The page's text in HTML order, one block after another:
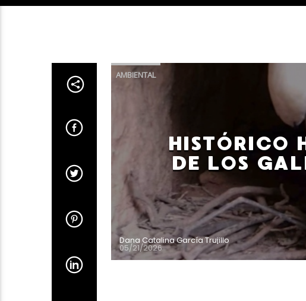
AMBIENTAL
HISTÓRICO
DE LOS
Dana Catalina García Trujillo
05/21/2026